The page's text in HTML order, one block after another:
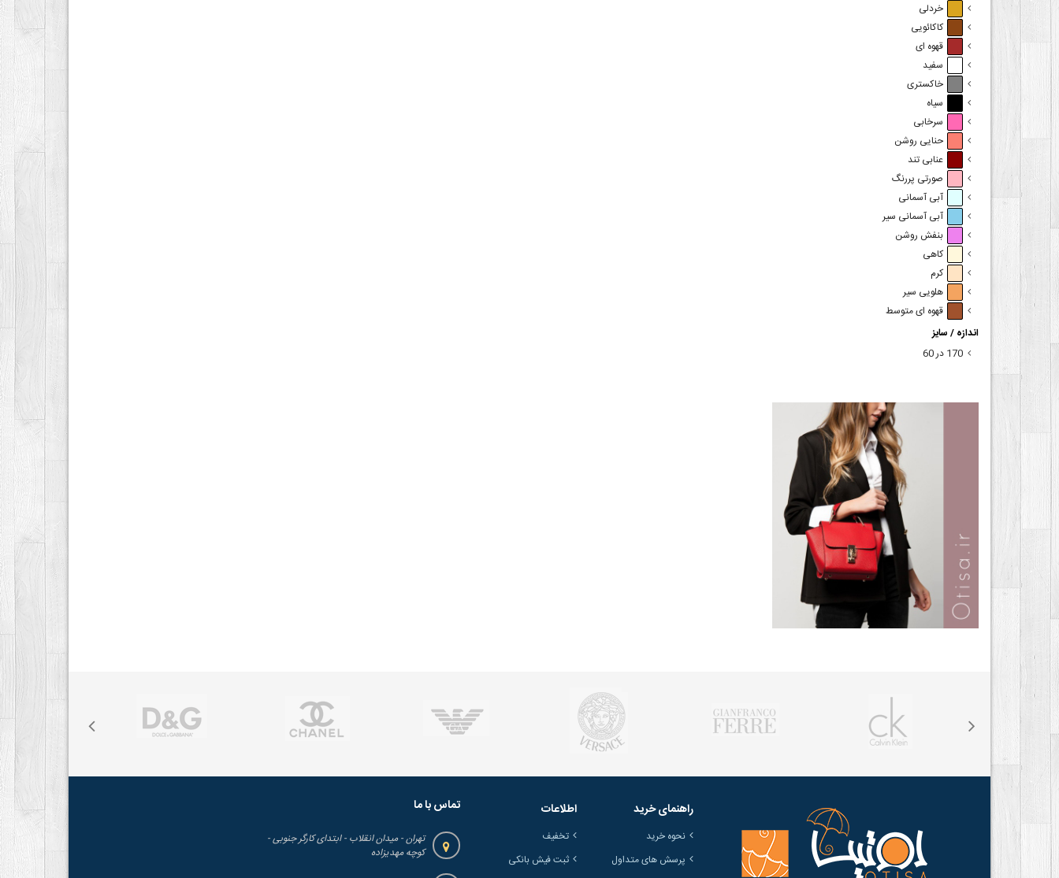
خردلی
کاکائویی
قهوه ای
سفید
خاکستری
سیاه
سرخابی
حنایی روشن
عنابی تند
صورتی پررنگ
آبی آسمانی
آبی آسمانی سیر
بنفش روشن
کاهی
کرم
هلویی سیر
قهوه ای متوسط
اندازه / سایز
170 در 60
راهنمای خرید
نحوه خرید
پرسش های متداول
اطلاعات
تخفیف
ثبت فیش بانکی
تماس با ما
تهران - میدان انقلاب - ابتدای کارگر جنوبی -
کوچه مهدیزاده